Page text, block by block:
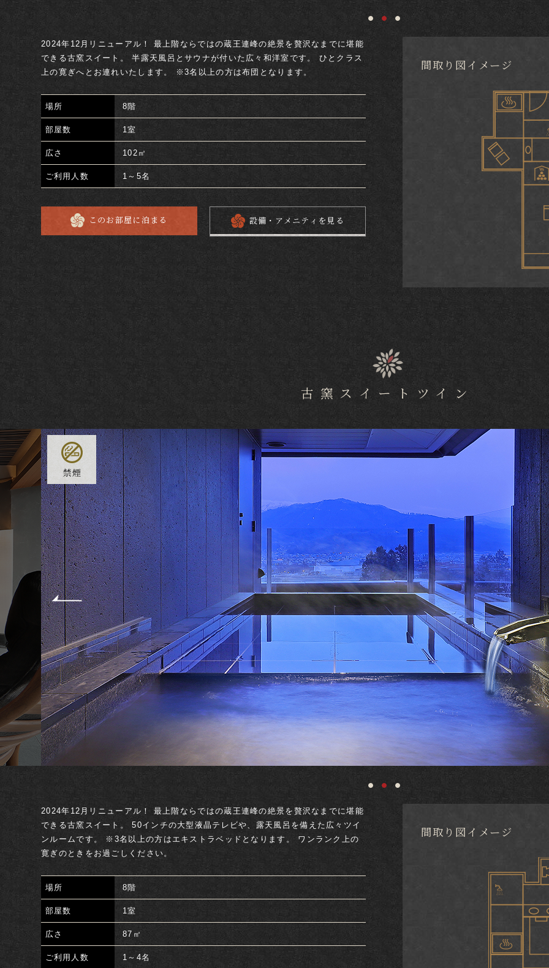
2024年12月リニューアル！ 最上階ならではの蔵王連峰の絶景を贅沢なまでに堪能
できる古窯スイート。 半露天風呂とサウナが付いた広々和洋室です。 ひとクラス
上の寛ぎへとお連れいたします。 ※3名以上の方は布団となります。
場所 8階
部屋数 1室
広さ 102㎡
ご利用人数 1～5名
間取り図イメージ
設備・アメニティを見る
このお部屋に泊まる
古窯スイートツイン
Previou
s
2024年12月リニューアル！ 最上階ならではの蔵王連峰の絶景を贅沢なまでに堪能
できる古窯スイート。 50インチの大型液晶テレビや、露天風呂を備えた広々ツイ
ンルームです。 ※3名以上の方はエキストラベッドとなります。 ワンランク上の
寛ぎのときをお過ごしください。
場所 8階
部屋数 1室
広さ 87㎡
ご利用人数 1～4名
間取り図イメージ
空室検索
です
日付未定
1部屋あたりの人数 部
ご宿泊
お電話でのご予約・お問い合わせ
0570-00-5454 受付 9:00～18:00
ご宿泊プラン一覧 和室
洋室
露天風呂室客室
貴賓室
お食事会場
館内案内
観光案内
観光目的で過ごす
クアオルトで過ごす
せ
プライバシーポリシ